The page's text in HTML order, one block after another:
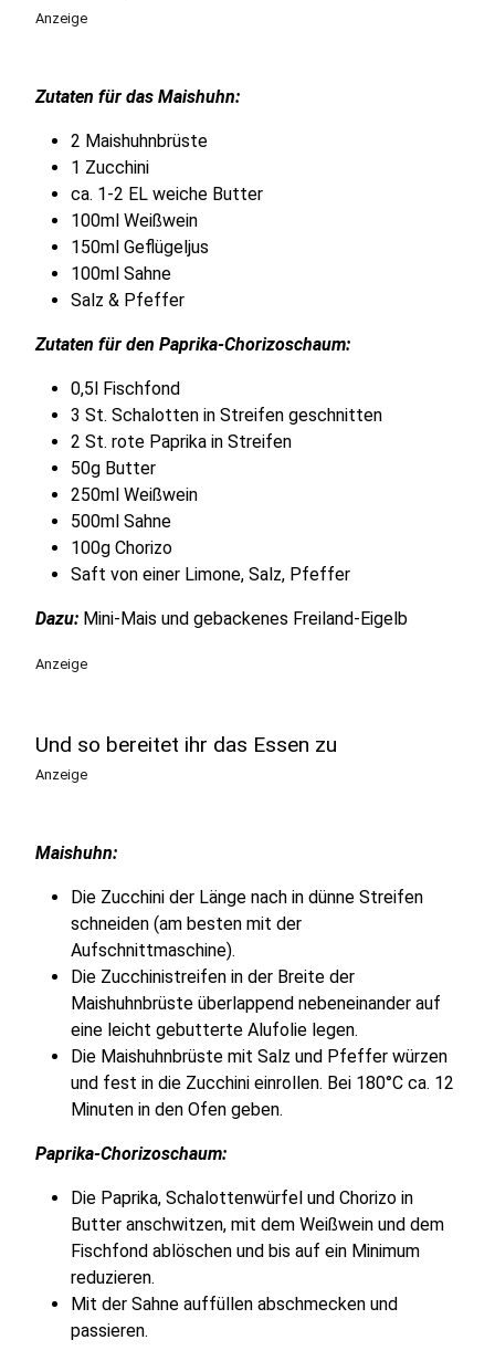
Anzeige
Zutaten für das Maishuhn:
2 Maishuhnbrüste
1 Zucchini
ca. 1-2 EL weiche Butter
100ml Weißwein
150ml Geflügeljus
100ml Sahne
Salz & Pfeffer
Zutaten für den Paprika-Chorizoschaum:
0,5l Fischfond
3 St. Schalotten in Streifen geschnitten
2 St. rote Paprika in Streifen
50g Butter
250ml Weißwein
500ml Sahne
100g Chorizo
Saft von einer Limone, Salz, Pfeffer
Dazu: Mini-Mais und gebackenes Freiland-Eigelb
Anzeige
Und so bereitet ihr das Essen zu
Anzeige
Maishuhn:
Die Zucchini der Länge nach in dünne Streifen
schneiden (am besten mit der
Aufschnittmaschine).
Die Zucchinistreifen in der Breite der
Maishuhnbrüste überlappend nebeneinander auf
eine leicht gebutterte Alufolie legen.
Die Maishuhnbrüste mit Salz und Pfeffer würzen
und fest in die Zucchini einrollen. Bei 180°C ca. 12
Minuten in den Ofen geben.
Paprika-Chorizoschaum:
Die Paprika, Schalottenwürfel und Chorizo in
Butter anschwitzen, mit dem Weißwein und dem
Fischfond ablöschen und bis auf ein Minimum
reduzieren.
Mit der Sahne auffüllen abschmecken und
passieren.